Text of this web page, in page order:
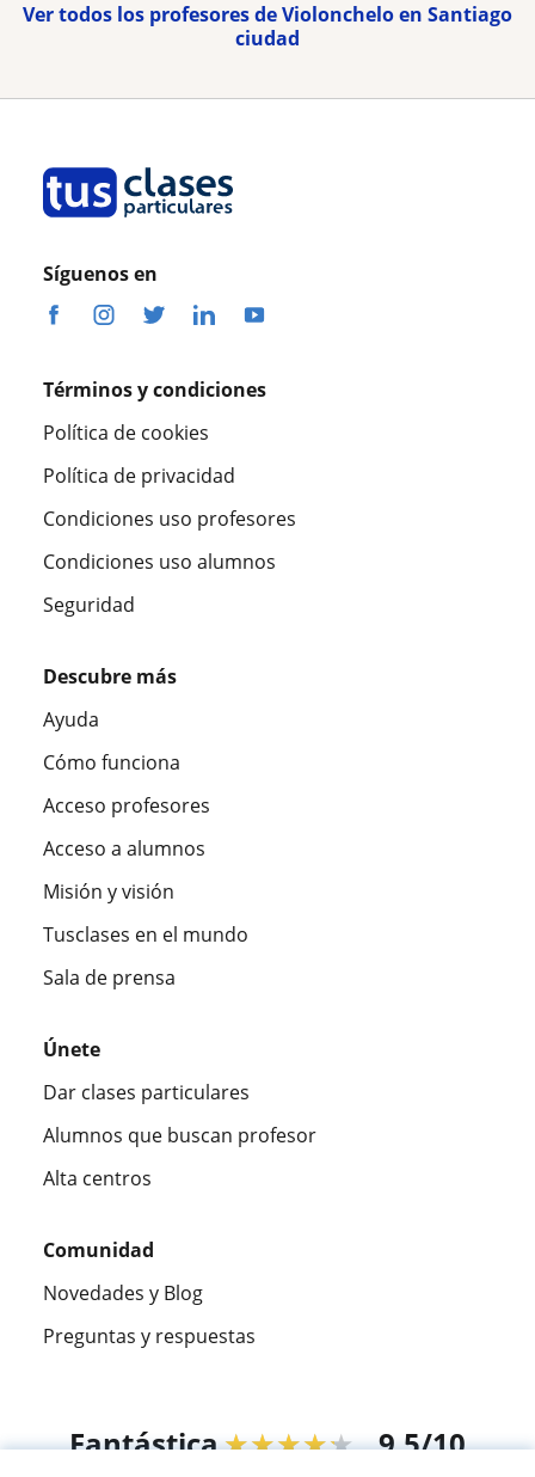
Ver todos los profesores de Violonchelo en Santiago
ciudad
Síguenos en
Términos y condiciones
Política de cookies
Política de privacidad
Condiciones uso profesores
Condiciones uso alumnos
Seguridad
Descubre más
Ayuda
Cómo funciona
Acceso profesores
Acceso a alumnos
Misión y visión
Tusclases en el mundo
Sala de prensa
Únete
Dar clases particulares
Alumnos que buscan profesor
Alta centros
Comunidad
Novedades y Blog
Preguntas y respuestas
Fantástica★★★★★ 9,5/10